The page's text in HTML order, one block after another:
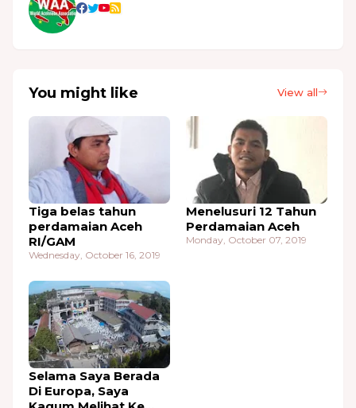
You might like View all
Tiga belas tahun
perdamaian Aceh
RI/GAM
Wednesday, October 16, 2019
Menelusuri 12 Tahun
Perdamaian Aceh
Monday, October 07, 2019
Selama Saya Berada
Di Europa, Saya